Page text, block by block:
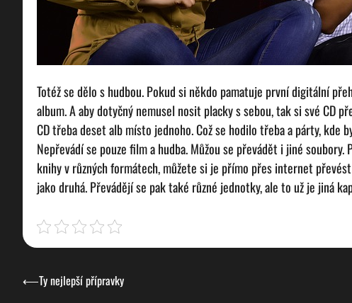
Totéž se dělo s hudbou. Pokud si někdo pamatuje první digitální
album. A aby dotyčný nemusel nosit placky s sebou, tak si své CD
CD třeba deset alb místo jednoho. Což se hodilo třeba a párty, kde
Nepřevádí se pouze film a hudba. Můžou se převádět i jiné
knihy v různých formátech, můžete si je přímo přes internet
jako druhá. Převádějí se pak také různé jednotky, ale to už je jiná
Navigace
⟵Ty nejlepší přípravky